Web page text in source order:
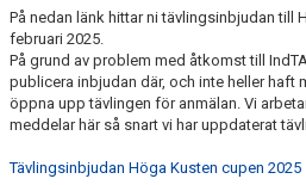
På nedan länk hittar ni tävlingsinbjudan till
februari 2025.
På grund av problem med åtkomst till
publicera inbjudan där, och inte heller haft
öppna upp tävlingen för anmälan. Vi
meddelar här så snart vi har uppdaterat
Tävlingsinbjudan Höga Kusten cupen 2025